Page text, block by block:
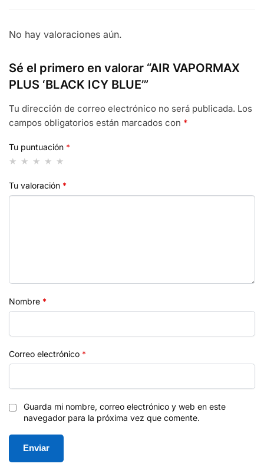
No hay valoraciones aún.
Sé el primero en valorar “AIR VAPORMAX
PLUS ‘BLACK ICY BLUE’”
Tu dirección de correo electrónico no será publicada. Los
campos obligatorios están marcados con *
Tu puntuación *
Tu valoración *
Nombre *
Correo electrónico *
Guarda mi nombre, correo electrónico y web en este
navegador para la próxima vez que comente.